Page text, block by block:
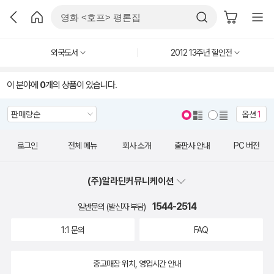
외국도서 2012 13주년 할인전
이 분야에 0개의 상품이 있습니다.
옵션1
로그인 전체 메뉴 회사 소개 출판사 안내 PC 버전
(주)알라딘커뮤니케이션
일반문의 (발신자 부담) 1544-2514
1:1 문의 FAQ
중고매장 위치, 영업시간 안내